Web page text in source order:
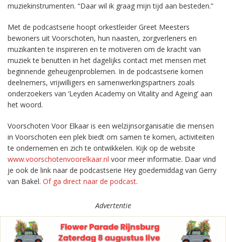
muziekinstrumenten. “Daar wil ik graag mijn tijd aan besteden.”
Met de podcastserie hoopt orkestleider Greet Meesters
bewoners uit Voorschoten, hun naasten, zorgverleners en
muzikanten te inspireren en te motiveren om de kracht van
muziek te benutten in het dagelijks contact met mensen met
beginnende geheugenproblemen. In de podcastserie komen
deelnemers, vrijwilligers en samenwerkingspartners zoals
onderzoekers van ‘Leyden Academy on Vitality and Ageing’ aan
het woord.
Voorschoten Voor Elkaar is een welzijnsorganisatie die mensen
in Voorschoten een plek biedt om samen te komen, activiteiten
te ondernemen en zich te ontwikkelen. Kijk op de website
www.voorschotenvoorelkaar.nl voor meer informatie. Daar vind
je ook de link naar de podcastserie Hey goedemiddag van Gerry
van Bakel. Of ga direct naar de podcast.
Advertentie